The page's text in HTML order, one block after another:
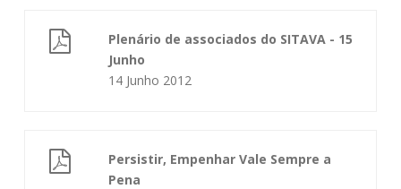
Plenário de associados do SITAVA - 15
Junho
14 Junho 2012
Persistir, Empenhar Vale Sempre a
Pena